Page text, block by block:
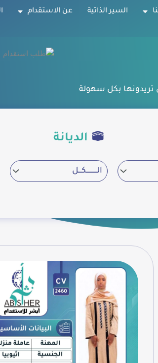
السير الذاتية عن الاستقدام
تريدونها بكل سهولة
الديانة